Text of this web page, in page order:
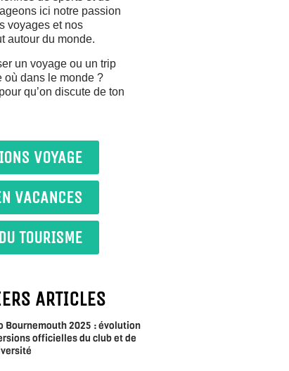
ici notre passion
voyages et nos
autour du monde.
un voyage ou un trip
où dans le monde ?
qu’on discute de ton
VOYAGE
VACANCES
TOURISME
ARTICLES
Bournemouth 2025 : évolution
officielles du club et de